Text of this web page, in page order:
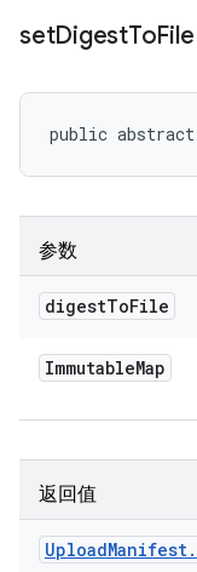
setDigestToFile
public abstract
参数
digestToFile
ImmutableMap
返回值
UploadManifest.